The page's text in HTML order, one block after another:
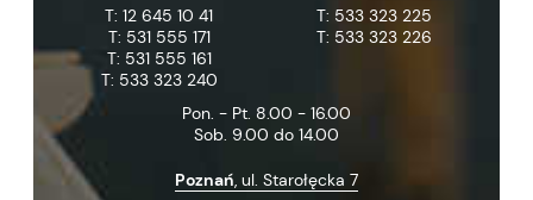
T:12 645 10 41
T: 531 555 171
T: 531 555 161
T: 533 323 240
T: 533 323 225
T: 533 323 226
Pon. - Pt. 8.00 - 16.00
Sob. 9.00 do 14.00
Poznań, ul. Starołęcka 7